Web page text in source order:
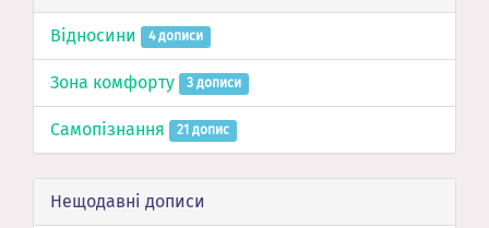
Відносини 4 дописи
Зона комфорту 3 дописи
Самопізнання 21 допис
Нещодавні дописи